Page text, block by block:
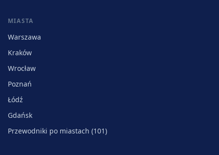
MIASTA
Warszawa
Kraków
Wrocław
Poznań
Łódź
Gdańsk
Przewodniki po miastach (101)